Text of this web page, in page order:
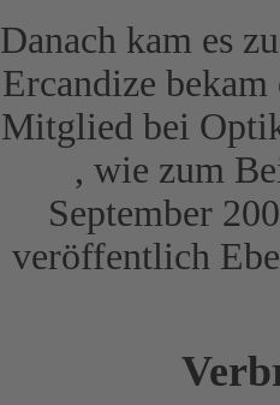
Danach kam es
Ercandize
Mitglied bei
, wie zum
September
veröffentlich